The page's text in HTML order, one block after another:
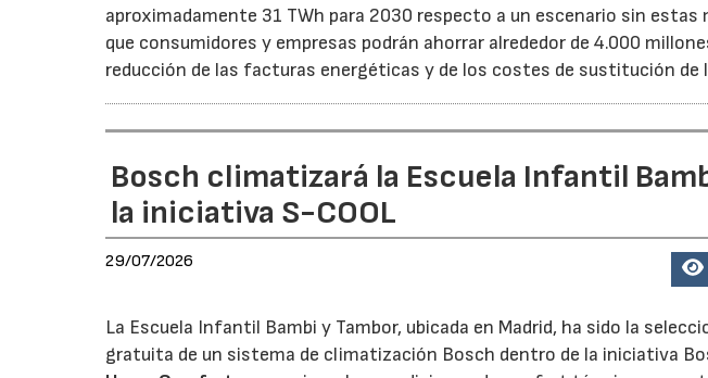
aproximadamente 31 TWh para 2030 respecto a un escenario sin estas
que consumidores y empresas podrán ahorrar alrededor de 4.000
reducción de las facturas energéticas y de los costes de sustitución de
Bosch climatizará la Escuela Infantil
la iniciativa S-COOL
29/07/2026
La Escuela Infantil Bambi y Tambor, ubicada en Madrid, ha sido la
gratuita de un sistema de climatización Bosch dentro de la iniciativa